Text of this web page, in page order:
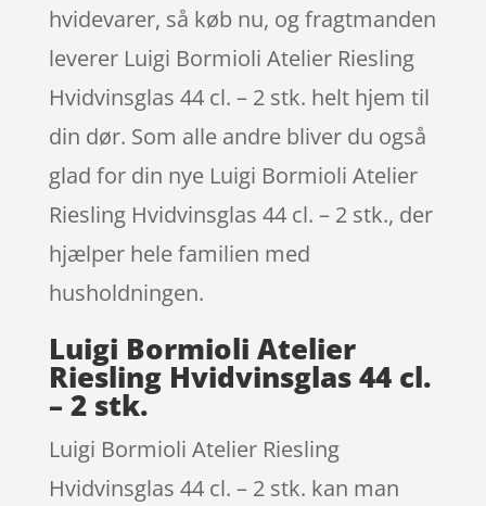
hvidevarer, så køb nu, og fragtmanden
leverer Luigi Bormioli Atelier Riesling
Hvidvinsglas 44 cl. – 2 stk. helt hjem til
din dør. Som alle andre bliver du også
glad for din nye Luigi Bormioli Atelier
Riesling Hvidvinsglas 44 cl. – 2 stk., der
hjælper hele familien med
husholdningen.
Luigi Bormioli Atelier
Riesling Hvidvinsglas 44 cl.
– 2 stk.
Luigi Bormioli Atelier Riesling
Hvidvinsglas 44 cl. – 2 stk. kan man